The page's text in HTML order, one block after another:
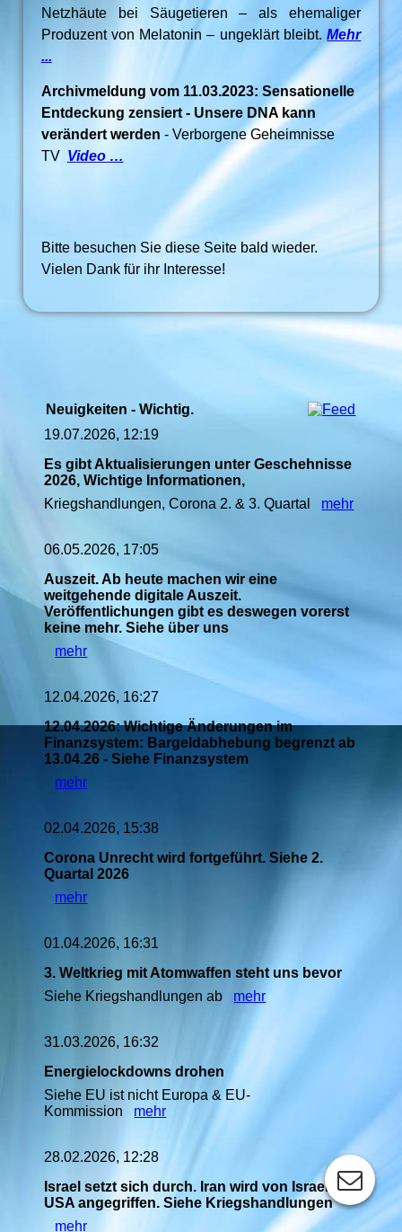
Netzhäute bei Säugetieren – als ehemaliger
Produzent von Melatonin – ungeklärt bleibt. Mehr
...
Archivmeldung vom 11.03.2023: Sensationelle
Entdeckung zensiert - Unsere DNA kann
verändert werden - Verborgene Geheimnisse
TV Video …
Bitte besuchen Sie diese Seite bald wieder.
Vielen Dank für ihr Interesse!
Neuigkeiten - Wichtig.
19.07.2026, 12:19
Es gibt Aktualisierungen unter Geschehnisse
2026, Wichtige Informationen,
Kriegshandlungen, Corona 2. & 3. Quartal mehr
06.05.2026, 17:05
Auszeit. Ab heute machen wir eine
weitgehende digitale Auszeit.
Veröffentlichungen gibt es deswegen vorerst
keine mehr. Siehe über uns
mehr
12.04.2026, 16:27
12.04.2026: Wichtige Änderungen im
Finanzsystem: Bargeldabhebung begrenzt ab
13.04.26 - Siehe Finanzsystem
mehr
02.04.2026, 15:38
Corona Unrecht wird fortgeführt. Siehe 2.
Quartal 2026
mehr
01.04.2026, 16:31
3. Weltkrieg mit Atomwaffen steht uns bevor
Siehe Kriegshandlungen ab mehr
31.03.2026, 16:32
Energielockdowns drohen
Siehe EU ist nicht Europa & EU-
Kommission mehr
28.02.2026, 12:28
Israel setzt sich durch. Iran wird von Israel &
USA angegriffen. Siehe Kriegshandlungen
mehr